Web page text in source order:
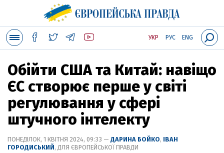
УКР РУС ENG
Обійти США та Китай: навіщо
ЄС створює перше у світі
регулювання у сфері
штучного інтелекту
ПОНЕДІЛОК, 1 КВІТНЯ 2024, 09:33 — ДАРИНА БОЙКО, ІВАН
ГОРОДИСЬКИЙ, ДЛЯ ЄВРОПЕЙСЬКОЇ ПРАВДИ